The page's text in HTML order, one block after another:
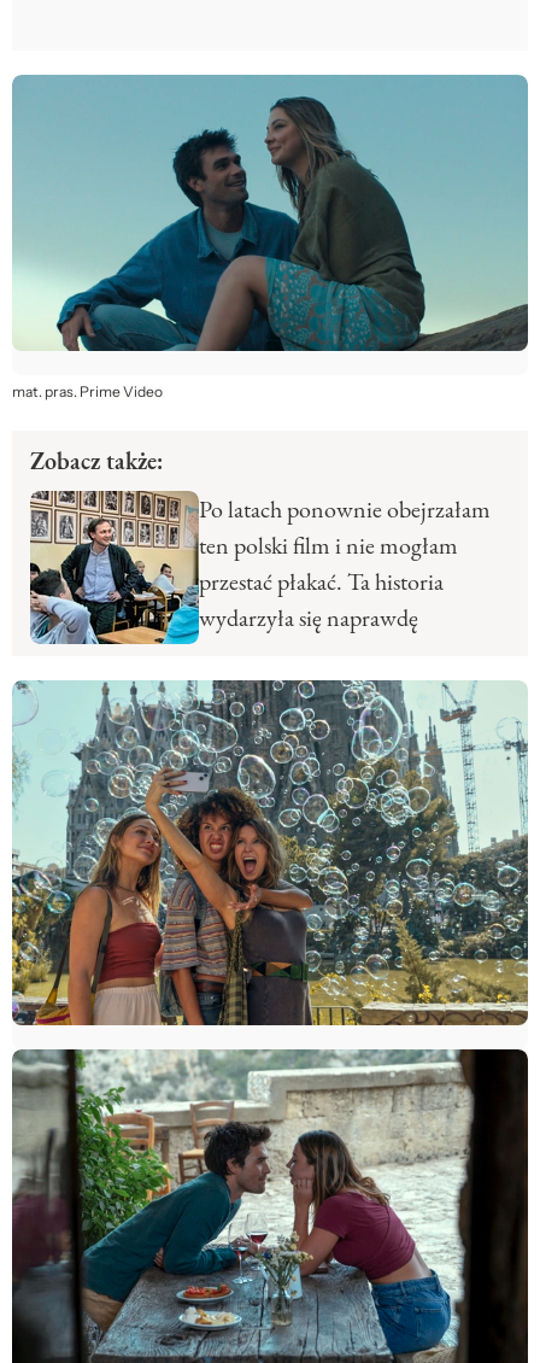
mat. pras. Prime Video
Zobacz także:
Po latach ponownie obejrzałam
ten polski film i nie mogłam
przestać płakać. Ta historia
wydarzyła się naprawdę